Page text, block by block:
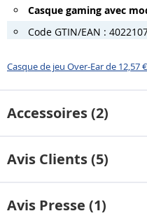
Casque gaming avec
Code GTIN/EAN :
Casque de jeu Over-Ear de 12,57
Accessoires (2)
Avis Clients (5)
Avis Presse (1)